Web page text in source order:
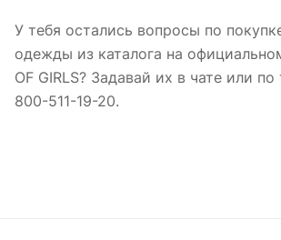
У тебя остались вопросы по
одежды из каталога на
OF GIRLS? Задавай их в чате или
800-511-19-20.